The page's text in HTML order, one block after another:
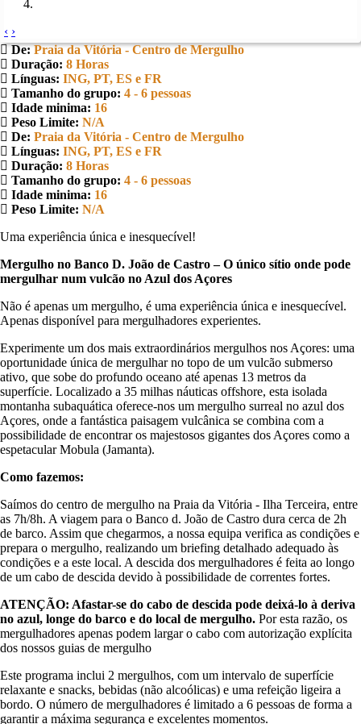
‹ ›
De: Praia da Vitória - Centro de Mergulho
Duração: 8 Horas
Línguas: ING, PT, ES e FR
Tamanho do grupo: 4 - 6 pessoas
Idade minima: 16
Peso Limite: N/A
De: Praia da Vitória - Centro de Mergulho
Línguas: ING, PT, ES e FR
Duração: 8 Horas
Tamanho do grupo: 4 - 6 pessoas
Idade minima: 16
Peso Limite: N/A
Uma experiência única e inesquecível!
Mergulho no Banco D. João de Castro – O único sítio onde pode
mergulhar num vulcão no Azul dos Açores
Não é apenas um mergulho, é uma experiência única e inesquecível.
Apenas disponível para mergulhadores experientes.
Experimente um dos mais extraordinários mergulhos nos Açores: uma
oportunidade única de mergulhar no topo de um vulcão submerso
ativo, que sobe do profundo oceano até apenas 13 metros da
superfície. Localizado a 35 milhas náuticas offshore, esta isolada
montanha subaquática oferece-nos um mergulho surreal no azul dos
Açores, onde a fantástica paisagem vulcânica se combina com a
possibilidade de encontrar os majestosos gigantes dos Açores como a
espetacular Mobula (Jamanta).
Como fazemos:
Saímos do centro de mergulho na Praia da Vitória - Ilha Terceira, entre
as 7h/8h. A viagem para o Banco d. João de Castro dura cerca de 2h
de barco. Assim que chegarmos, a nossa equipa verifica as condições e
prepara o mergulho, realizando um briefing detalhado adequado às
condições e a este local. A descida dos mergulhadores é feita ao longo
de um cabo de descida devido à possibilidade de correntes fortes.
ATENÇÃO: Afastar-se do cabo de descida pode deixá-lo à deriva
no azul, longe do barco e do local de mergulho. Por esta razão, os
mergulhadores apenas podem largar o cabo com autorização explícita
dos nossos guias de mergulho
Este programa inclui 2 mergulhos, com um intervalo de superfície
relaxante e snacks, bebidas (não alcoólicas) e uma refeição ligeira a
bordo. O número de mergulhadores é limitado a 6 pessoas de forma a
garantir a máxima segurança e excelentes momentos.